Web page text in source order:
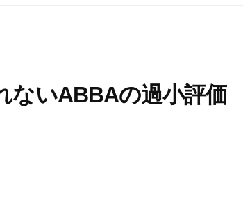
ないABBAの過小評価